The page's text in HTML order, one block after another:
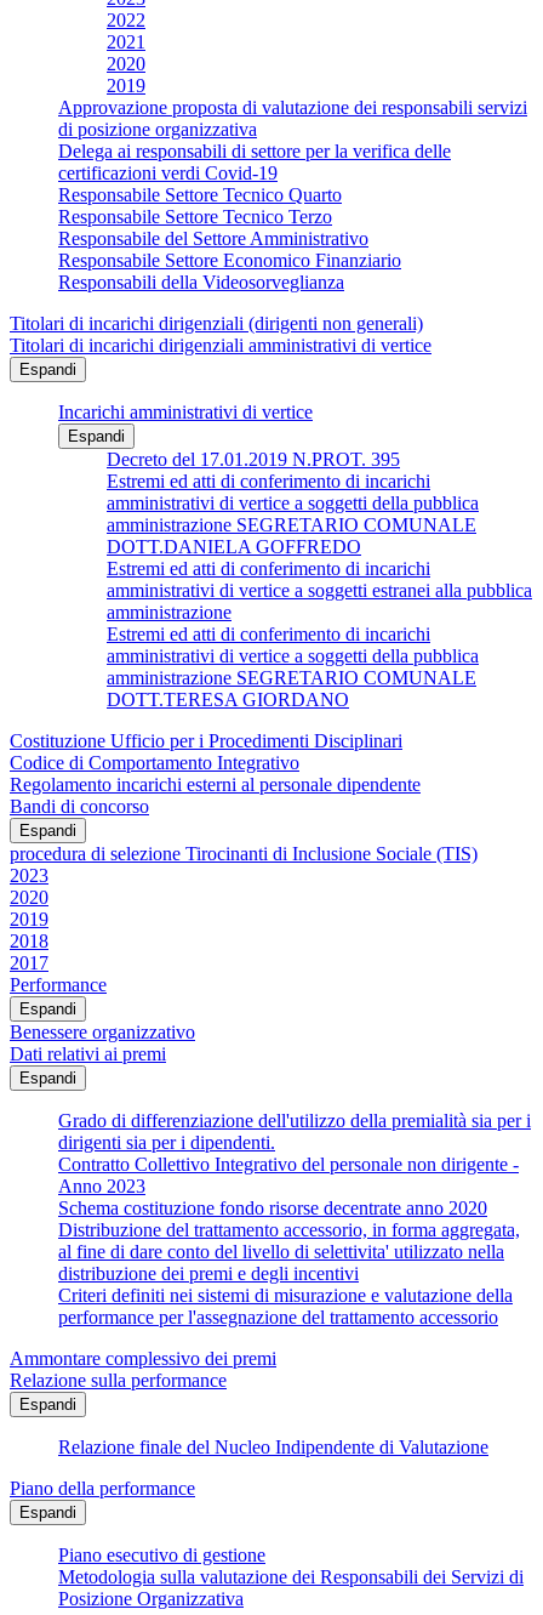
2022
2021
2020
2019
Approvazione proposta di valutazione dei responsabili servizi
di posizione organizzativa
Delega ai responsabili di settore per la verifica delle
certificazioni verdi Covid-19
Responsabile Settore Tecnico Quarto
Responsabile Settore Tecnico Terzo
Responsabile del Settore Amministrativo
Responsabile Settore Economico Finanziario
Responsabili della Videosorveglianza
Titolari di incarichi dirigenziali (dirigenti non generali)
Titolari di incarichi dirigenziali amministrativi di vertice
Espandi
Incarichi amministrativi di vertice
Espandi
Decreto del 17.01.2019 N.PROT. 395
Estremi ed atti di conferimento di incarichi
amministrativi di vertice a soggetti della pubblica
amministrazione SEGRETARIO COMUNALE
DOTT.DANIELA GOFFREDO
Estremi ed atti di conferimento di incarichi
amministrativi di vertice a soggetti estranei alla pubblica
amministrazione
Estremi ed atti di conferimento di incarichi
amministrativi di vertice a soggetti della pubblica
amministrazione SEGRETARIO COMUNALE
DOTT.TERESA GIORDANO
Costituzione Ufficio per i Procedimenti Disciplinari
Codice di Comportamento Integrativo
Regolamento incarichi esterni al personale dipendente
Bandi di concorso
Espandi
procedura di selezione Tirocinanti di Inclusione Sociale (TIS)
2023
2020
2019
2018
2017
Performance
Espandi
Benessere organizzativo
Dati relativi ai premi
Espandi
Grado di differenziazione dell'utilizzo della premialità sia per i
dirigenti sia per i dipendenti.
Contratto Collettivo Integrativo del personale non dirigente -
Anno 2023
Schema costituzione fondo risorse decentrate anno 2020
Distribuzione del trattamento accessorio, in forma aggregata,
al fine di dare conto del livello di selettivita' utilizzato nella
distribuzione dei premi e degli incentivi
Criteri definiti nei sistemi di misurazione e valutazione della
performance per l'assegnazione del trattamento accessorio
Ammontare complessivo dei premi
Relazione sulla performance
Espandi
Relazione finale del Nucleo Indipendente di Valutazione
Piano della performance
Espandi
Piano esecutivo di gestione
Metodologia sulla valutazione dei Responsabili dei Servizi di
Posizione Organizzativa